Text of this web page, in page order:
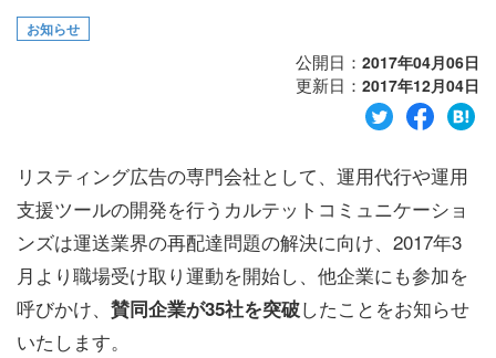
広告代理店・HP制作会社様へ
お問い合わせ
お知らせ
公開日： 2017年04月06日
更新日： 2017年12月04日
リスティング広告の専門会社として、運用代行や運用
支援ツールの開発を行うカルテットコミュニケーショ
ンズは運送業界の再配達問題の解決に向け、2017年3
月より職場受け取り運動を開始し、他企業にも参加を
呼びかけ、 賛同企業が35社を突破したことをお知らせ
いたします。